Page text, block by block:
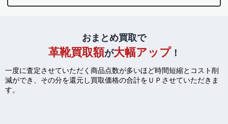
おまとめ買取で
革靴買取額が大幅アップ！
一度に査定させていただく商品点数が多いほど時間短縮とコスト削
減ができ、 その分を還元し買取価格の合計をＵＰさせていただきま
す。